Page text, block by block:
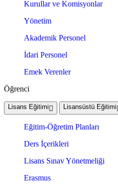
Kurullar ve Komisyonlar
Yönetim
Akademik Personel
İdari Personel
Emek Verenler
Öğrenci
Lisans Eğitimi Lisansüstü Eğitimi
Eğitim-Öğretim Planları
Ders İçerikleri
Lisans Sınav Yönetmeliği
Erasmus